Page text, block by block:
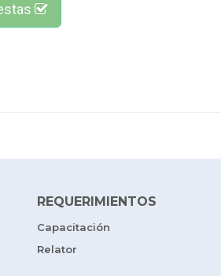
REQUERIMIENTOS
Capacitación
Relator